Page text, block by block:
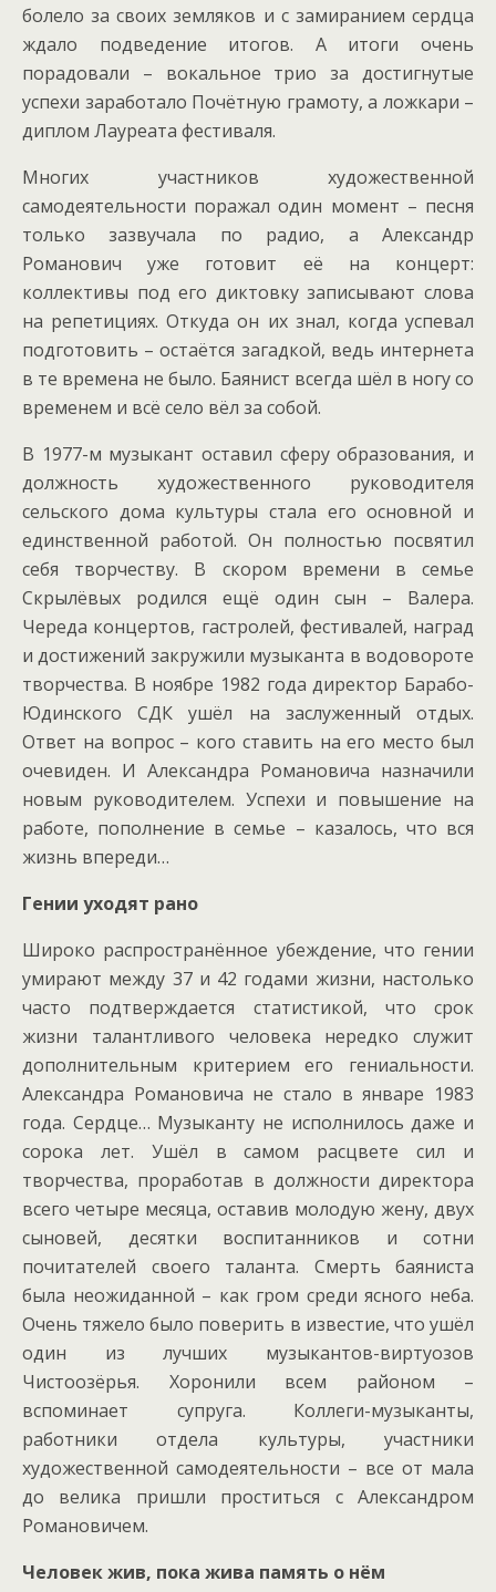
болело за своих земляков и с замиранием сердца
ждало подведение итогов. А итоги очень
порадовали – вокальное трио за достигнутые
успехи заработало Почётную грамоту, а ложкари –
диплом Лауреата фестиваля.
Многих участников художественной
самодеятельности поражал один момент – песня
только зазвучала по радио, а Александр
Романович уже готовит её на концерт:
коллективы под его диктовку записывают слова
на репетициях. Откуда он их знал, когда успевал
подготовить – остаётся загадкой, ведь интернета
в те времена не было. Баянист всегда шёл в ногу со
временем и всё село вёл за собой.
В 1977-м музыкант оставил сферу образования, и
должность художественного руководителя
сельского дома культуры стала его основной и
единственной работой. Он полностью посвятил
себя творчеству. В скором времени в семье
Скрылёвых родился ещё один сын – Валера.
Череда концертов, гастролей, фестивалей, наград
и достижений закружили музыканта в водовороте
творчества. В ноябре 1982 года директор Барабо-
Юдинского СДК ушёл на заслуженный отдых.
Ответ на вопрос – кого ставить на его место был
очевиден. И Александра Романовича назначили
новым руководителем. Успехи и повышение на
работе, пополнение в семье – казалось, что вся
жизнь впереди…
Гении уходят рано
Широко распространённое убеждение, что гении
умирают между 37 и 42 годами жизни, настолько
часто подтверждается статистикой, что срок
жизни талантливого человека нередко служит
дополнительным критерием его гениальности.
Александра Романовича не стало в январе 1983
года. Сердце… Музыканту не исполнилось даже и
сорока лет. Ушёл в самом расцвете сил и
творчества, проработав в должности директора
всего четыре месяца, оставив молодую жену, двух
сыновей, десятки воспитанников и сотни
почитателей своего таланта. Смерть баяниста
была неожиданной – как гром среди ясного неба.
Очень тяжело было поверить в известие, что ушёл
один из лучших музыкантов-виртуозов
Чистоозёрья. Хоронили всем районом –
вспоминает супруга. Коллеги-музыканты,
работники отдела культуры, участники
художественной самодеятельности – все от мала
до велика пришли проститься с Александром
Романовичем.
Человек жив, пока жива память о нём